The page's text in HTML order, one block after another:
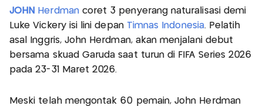
JOHN Herdmancoret 3 penyerang naturalisasi demi
Luke Vickery isi lini depan Timnas Indonesia. Pelatih
asal Inggris, John Herdman, akan menjalani debut
bersama skuad Garuda saat turun di FIFA Series 2026
pada 23-31 Maret 2026.
Meski telah mengontak 60 pemain, John Herdman